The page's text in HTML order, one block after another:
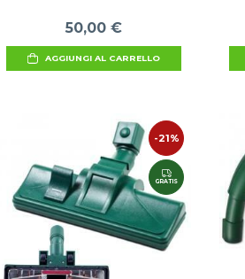
50,00 €
AGGIUNGI AL CARRELLO
-21%
GRATIS